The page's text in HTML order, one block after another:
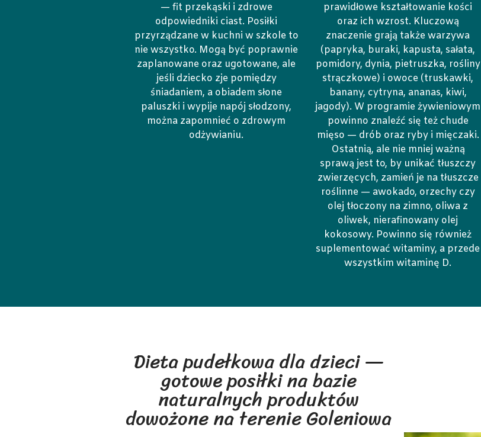
— fit przekąski i zdrowe
odpowiedniki ciast. Posiłki
przyrządzane w kuchni w szkole to
nie wszystko. Mogą być poprawnie
zaplanowane oraz ugotowane, ale
jeśli dziecko zje pomiędzy
śniadaniem, a obiadem słone
paluszki i wypije napój słodzony,
można zapomnieć o zdrowym
odżywianiu.
prawidłowe kształtowanie kości
oraz ich wzrost. Kluczową
znaczenie grają także warzywa
(papryka, buraki, kapusta, sałata,
pomidory, dynia, pietruszka, rośliny
strączkowe) i owoce (truskawki,
banany, cytryna, ananas, kiwi,
jagody). W programie żywieniowym
powinno znaleźć się też chude
mięso — drób oraz ryby i mięczaki.
Ostatnią, ale nie mniej ważną
sprawą jest to, by unikać tłuszczy
zwierzęcych, zamień je na tłuszcze
roślinne — awokado, orzechy czy
olej tłoczony na zimno, oliwa z
oliwek, nierafinowany olej
kokosowy. Powinno się również
suplementować witaminy, a przede
wszystkim witaminę D.
Dieta pudełkowa dla dzieci —
gotowe posiłki na bazie
naturalnych produktów
dowożone na terenie Goleniowa